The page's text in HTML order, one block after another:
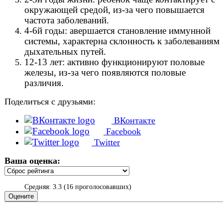
окружающей средой, из-за чего повышается
частота заболеваний.
4-6й годы: авершается становление иммунной
системы, характерна склонность к заболеваниям
дыхательных путей.
12-13 лет: активно функционируют половые
железы, из-за чего появляются половые
различия.
Поделиться с друзьями:
ВКонтакте
Facebook
Twitter
Ваша оценка:
Средняя: 3.3 (16 проголосовавших)